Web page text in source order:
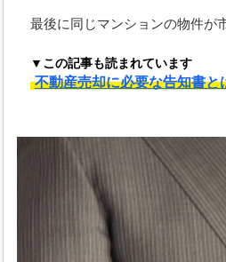
最後に同じマンションの物件が
▼この記事も読まれています
不動産売却に必要な告知書